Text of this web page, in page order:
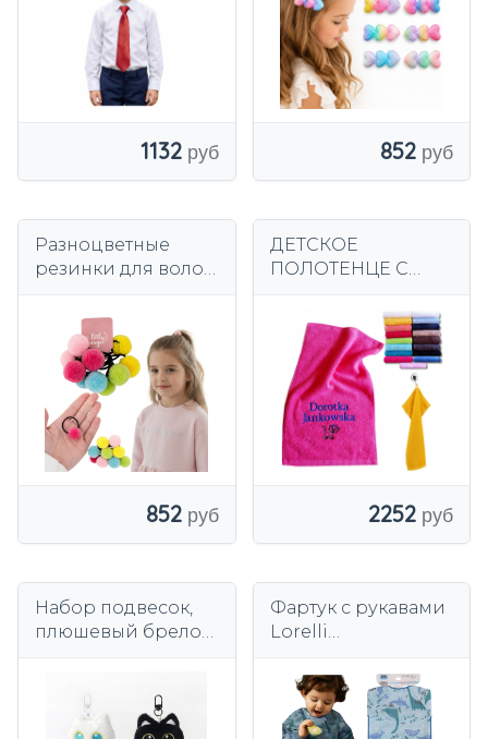
1132 852
Разноцветные
резинки для волос
девочки, набор из
10 штук.
852
ДЕТСКОЕ
ПОЛОТЕНЦЕ С
МАЛЕНЬКИЙ
КУЛОН ДЛЯ
ДЕТСКИХ РУК С
ВЫШИВКОЙ
2252
Набор подвесок,
плюшевый брелок
сумка-рюкзак
каваи 8 см
Фартук с рукавами
Lorelli
ый
полукомбинезон
на липучке для